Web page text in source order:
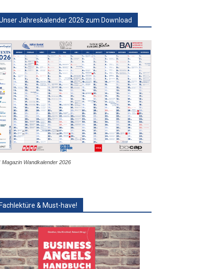
Jahreskalender 2026 zum Download
Magazin Wandkalender 2026
& Must-have!